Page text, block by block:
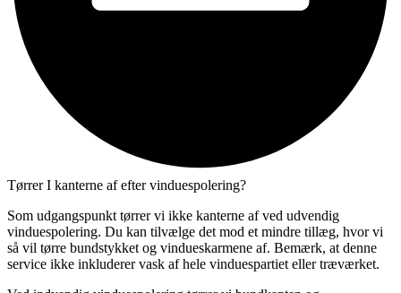
Tørrer I kanterne af efter vinduespolering?
Som udgangspunkt tørrer vi ikke kanterne af ved udvendig
vinduespolering. Du kan tilvælge det mod et mindre tillæg, hvor vi
så vil tørre bundstykket og vindueskarmene af. Bemærk, at denne
service ikke inkluderer vask af hele vinduespartiet eller træværket.